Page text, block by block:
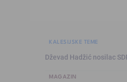
KALESIJSKE TEME
Dževad Hadžić nosilac
MAGAZIN